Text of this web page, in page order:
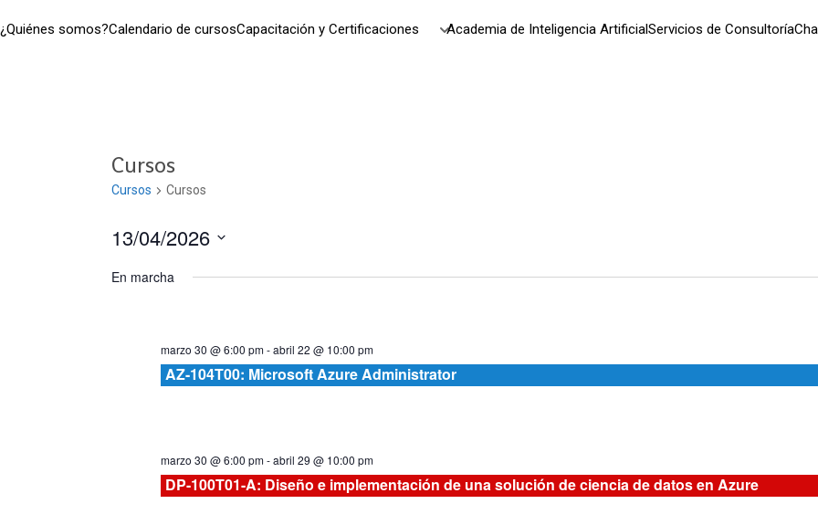
¿Quiénes somos?Calendario de cursosCapacitación y Certificaciones Academia de Inteligencia ArtificialServicios de Consultoría
Cursos
Cursos Cursos
13/04/2026
fecha.
En marcha
marzo 30 @ 6:00 pm-abril 22 @ 10:00 pm
AZ-104T00: Microsoft Azure Administrator
marzo 30 @ 6:00 pm-abril 29 @ 10:00 pm
DP-100T01-A: Diseño e implementación de una solución de ciencia de datos en Azure